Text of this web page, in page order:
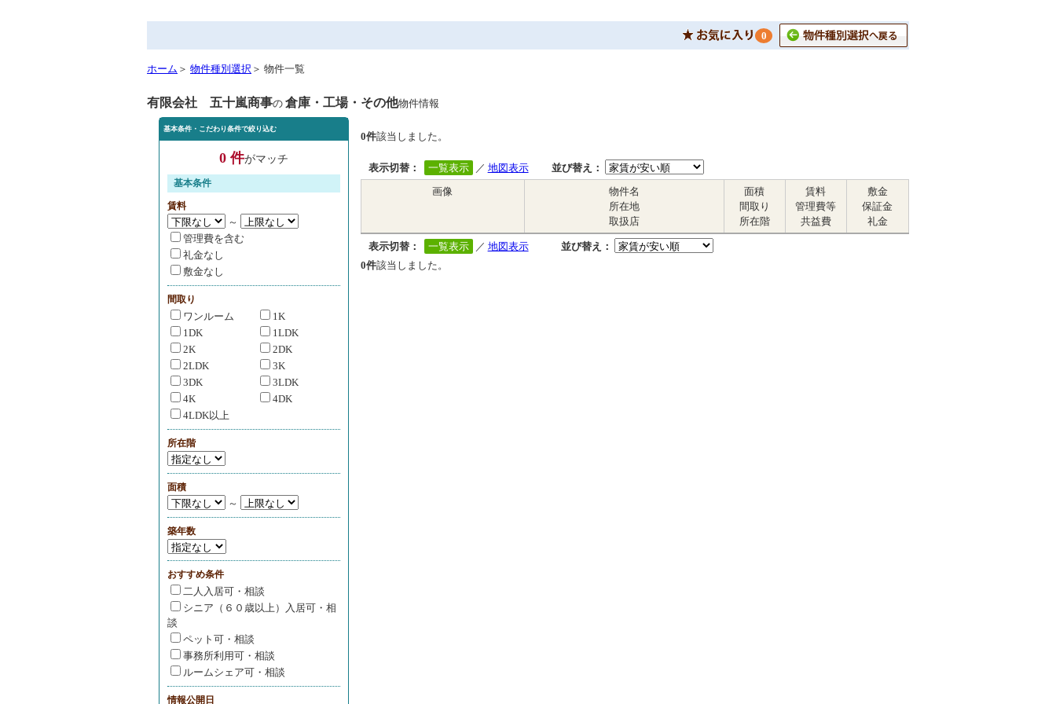
0
ホーム ＞ 物件種別選択 ＞ 物件一覧
有限会社 五十嵐商事の 倉庫・工場・その他物件情報
0件該当しました。
表示切替： 一覧表示 ／ 地図表示
並び替え：
画像
物件名
所在地
取扱店
面積
間取り
所在階
賃料
管理費等
共益費
敷金
保証金
礼金
表示切替： 一覧表示 ／ 地図表示
並び替え：
0件該当しました。
基本条件・こだわり条件で絞り込む
0 件がマッチ
基本条件
賃料
～
管理費を含む
礼金なし
敷金なし
間取り
ワンルーム
1K
1DK
1LDK
2K
2DK
2LDK
3K
3DK
3LDK
4K
4DK
4LDK以上
所在階
面積
～
築年数
おすすめ条件
二人入居可・相談
シニア（６０歳以上）入居可・相
談
ペット可・相談
事務所利用可・相談
ルームシェア可・相談
情報公開日